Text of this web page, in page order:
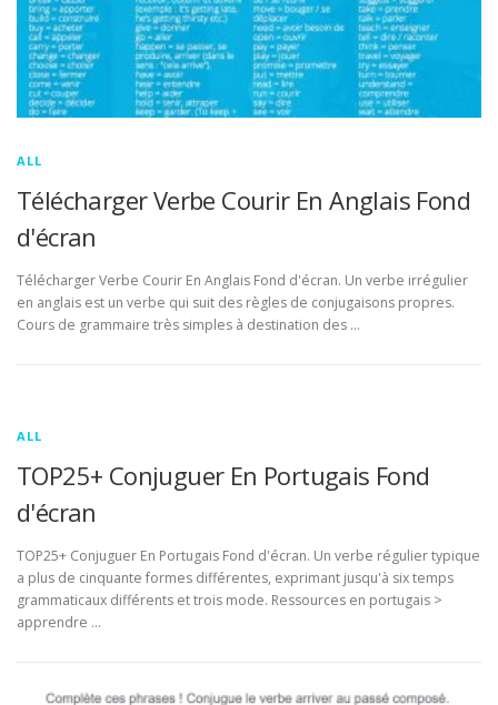
ALL
Télécharger Verbe Courir En Anglais Fond
d'écran
Télécharger Verbe Courir En Anglais Fond d'écran. Un verbe irrégulier
en anglais est un verbe qui suit des règles de conjugaisons propres.
Cours de grammaire très simples à destination des …
ALL
TOP25+ Conjuguer En Portugais Fond
d'écran
TOP25+ Conjuguer En Portugais Fond d'écran. Un verbe régulier typique
a plus de cinquante formes différentes, exprimant jusqu'à six temps
grammaticaux différents et trois mode. Ressources en portugais >
apprendre …